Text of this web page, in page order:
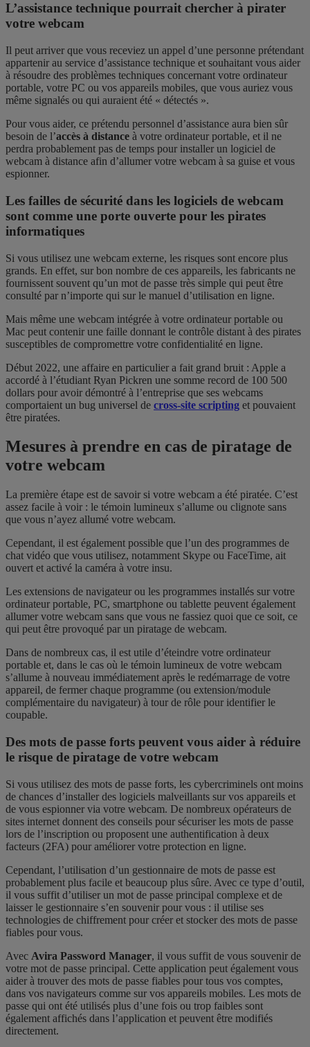
L’assistance technique pourrait chercher à pirater
votre webcam
Il peut arriver que vous receviez un appel d’une personne prétendant
appartenir au service d’assistance technique et souhaitant vous aider
à résoudre des problèmes techniques concernant votre ordinateur
portable, votre PC ou vos appareils mobiles, que vous auriez vous
même signalés ou qui auraient été « détectés ».
Pour vous aider, ce prétendu personnel d’assistance aura bien sûr
besoin de l’accès à distance à votre ordinateur portable, et il ne
perdra probablement pas de temps pour installer un logiciel de
webcam à distance afin d’allumer votre webcam à sa guise et vous
espionner.
Les failles de sécurité dans les logiciels de webcam
sont comme une porte ouverte pour les pirates
informatiques
Si vous utilisez une webcam externe, les risques sont encore plus
grands. En effet, sur bon nombre de ces appareils, les fabricants ne
fournissent souvent qu’un mot de passe très simple qui peut être
consulté par n’importe qui sur le manuel d’utilisation en ligne.
Mais même une webcam intégrée à votre ordinateur portable ou
Mac peut contenir une faille donnant le contrôle distant à des pirates
susceptibles de compromettre votre confidentialité en ligne.
Début 2022, une affaire en particulier a fait grand bruit : Apple a
accordé à l’étudiant Ryan Pickren une somme record de 100 500
dollars pour avoir démontré à l’entreprise que ses webcams
comportaient un bug universel de cross-site scripting et pouvaient
être piratées.
Mesures à prendre en cas de piratage de
votre webcam
La première étape est de savoir si votre webcam a été piratée. C’est
assez facile à voir : le témoin lumineux s’allume ou clignote sans
que vous n’ayez allumé votre webcam.
Cependant, il est également possible que l’un des programmes de
chat vidéo que vous utilisez, notamment Skype ou FaceTime, ait
ouvert et activé la caméra à votre insu.
Les extensions de navigateur ou les programmes installés sur votre
ordinateur portable, PC, smartphone ou tablette peuvent également
allumer votre webcam sans que vous ne fassiez quoi que ce soit, ce
qui peut être provoqué par un piratage de webcam.
Dans de nombreux cas, il est utile d’éteindre votre ordinateur
portable et, dans le cas où le témoin lumineux de votre webcam
s’allume à nouveau immédiatement après le redémarrage de votre
appareil, de fermer chaque programme (ou extension/module
complémentaire du navigateur) à tour de rôle pour identifier le
coupable.
Des mots de passe forts peuvent vous aider à réduire
le risque de piratage de votre webcam
Si vous utilisez des mots de passe forts, les cybercriminels ont moins
de chances d’installer des logiciels malveillants sur vos appareils et
de vous espionner via votre webcam. De nombreux opérateurs de
sites internet donnent des conseils pour sécuriser les mots de passe
lors de l’inscription ou proposent une authentification à deux
facteurs (2FA) pour améliorer votre protection en ligne.
Cependant, l’utilisation d’un gestionnaire de mots de passe est
probablement plus facile et beaucoup plus sûre. Avec ce type d’outil,
il vous suffit d’utiliser un mot de passe principal complexe et de
laisser le gestionnaire s’en souvenir pour vous : il utilise ses
technologies de chiffrement pour créer et stocker des mots de passe
fiables pour vous.
Avec Avira Password Manager, il vous suffit de vous souvenir de
votre mot de passe principal. Cette application peut également vous
aider à trouver des mots de passe fiables pour tous vos comptes,
dans vos navigateurs comme sur vos appareils mobiles. Les mots de
passe qui ont été utilisés plus d’une fois ou trop faibles sont
également affichés dans l’application et peuvent être modifiés
directement.